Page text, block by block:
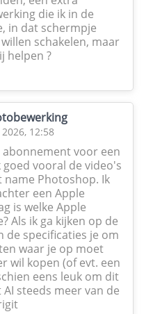
die ik in de
in dat schermpje
schakelen, maar
helpen ?
12:58
voor een
vooral de video's
Photoshop. Ik
een Apple
is welke Apple
Als ik ga kijken op de
de specificaties je om
waar je op moet
wil kopen (of evt. een
eens leuk om dit
steeds meer van de